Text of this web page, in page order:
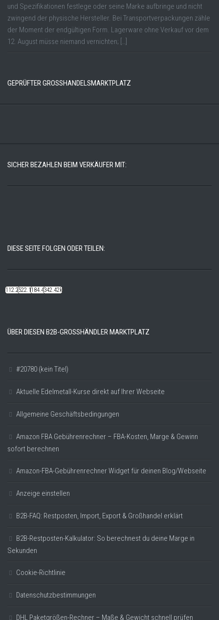
und Spezifikationen festlege oder seine Marke aufbringe und nicht
zwingend der physische Hersteller. Bei Transportverpackungen zähle
der Moment der endgültigen Form. Lagerware ohne Verkauf vor dem
12. August müsse niemand vernichten; […]
GEPRÜFTER GROSSHANDELSMARKTPLATZ
SICHER BEZAHLEN BEIM VERKÄUFER MIT:
DIESE SEITE FOLGEN ODER TEILEN:
112.22k522.14k184.48k342.42k
ÜBER DIESEN B2B-GROSSHÄNDLER MARKTPLATZ
#20780 (kein Titel)
Aktuelle Edelmetall-Kurse direkt auf Ihrer Webseite
Allgemeine Geschäftsbedingungen
Amazon FBA Gebührenrechner – FBA-Kosten, Marge & Gewinn
sofort berechnen
Amazon-FBA-Gebührenrechner Widget für deinen Blog/Webseite
Anzeige einstellen
B2B-FAQ: Restposten, Import, Export & Großhandel erklärt
B2B-Restposten-Kalkulator: So berechnest du deine Marge in
Sekunden
Cookie-Richtlinie
Datenschutzbestimmungen
DHL Paketgrößen-Rechner – Maße & Gewicht schnell prüfen